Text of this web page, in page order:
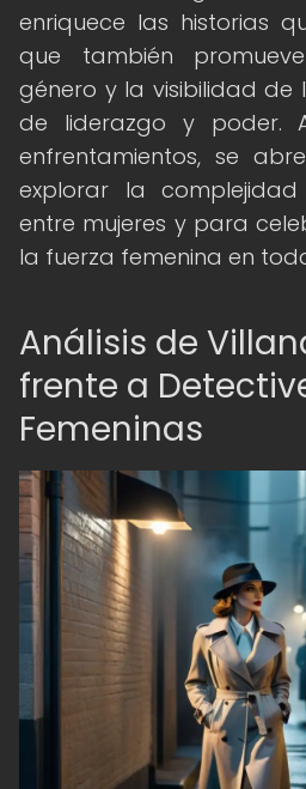
enriquece las historias
que también
género y la visibilidad de
de liderazgo y poder.
enfrentamientos, se
explorar la
entre mujeres y para
la fuerza femenina en
Análisis de
frente a
Femeninas